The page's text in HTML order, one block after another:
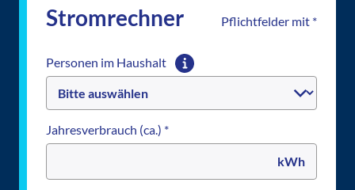
Stromrechner Pflichtfelder mit *
Personen im Haushalt
Jahresverbrauch (ca.) *